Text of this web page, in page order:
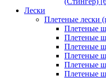
Лески
Плетеные лески
Плетеные
Плетеные
Плетеные
Плетеные
Плетеные
Плетеные